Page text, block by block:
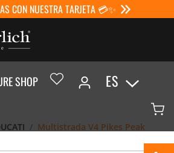
CON NUESTRA TARJETA 💳✨
SHOP ES
Multistrada V4 Pikes Peak